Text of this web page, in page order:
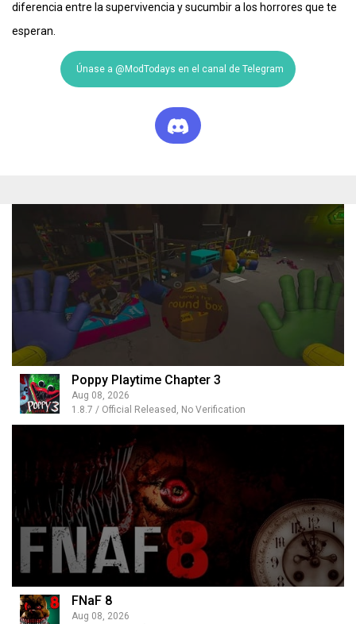
diferencia entre la supervivencia y sucumbir a los horrores que te
esperan.
Únase a @ModTodays en el canal de Telegram
Poppy Playtime Chapter 3
Aug 08, 2026
1.8.7 / Official Released, No Verification
FNaF 8
Aug 08, 2026